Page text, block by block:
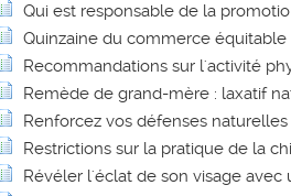
Qui est responsable de la
Quinzaine du commerce équitable
Recommandations sur l'activité
Remède de grand-mère : laxatif
Renforcez vos défenses naturelles
Restrictions sur la pratique de la
Révéler l'éclat de son visage avec